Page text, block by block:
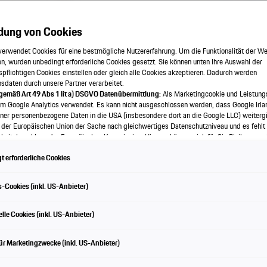
Electric Coupé
» Modell entdecken
Die Leistung auf einen Blick
von Cookies
Cookies für eine bestmögliche Nutzererfahrung. Um die Funktionalität der
wurden unbedingt erforderliche Cookies gesetzt. Sie können unten Ihre Auswahl der
Cookies einstellen oder gleich alle Cookies akzeptieren. Dadurch werden
durch unsere Partner verarbeitet.
Art 49 Abs 1 lit a) DSGVO Datenübermittlung:Als Marketingcookie und
Google Analytics verwendet. Es kann nicht ausgeschlossen werden, dass Google
personenbezogene Daten in die USA (insbesondere dort an die Google LLC)
Europäischen Union der Sache nach gleichwertiges Datenschutzniveau und es
der Europäischen Kommission. Hieraus können sich für Sie Risiken
weil nicht ausgeschlossen werden kann, dass aufgrund aktueller Gesetze US-
auch für US-Dienstleister erlauben, dann stimmen Sie damit auch gemäß Art 49
die für Zwecke von Google Analytics gesetzt werden, finden Sie in den Cookie-
für diese Website und die Cookies ist die Porsche Austria GmbH und Co. OG.
erforderliche Cookies
Cookies (inkl. US-Anbieter)
Cookies (inkl. US-Anbieter)
Marketingzwecke (inkl. US-Anbieter)